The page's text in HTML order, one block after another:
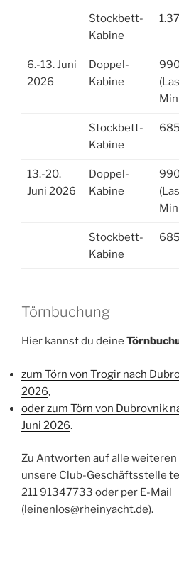
Stockbett-
Kabine
6.-13. Juni
2026
Doppel-
Kabine
Stockbett-
Kabine
13.-20.
Juni 2026
Doppel-
Kabine
Stockbett-
Kabine
Törnbuchung
Hier kannst du deine
zum Törn von Trogir nach
2026,
oder zum Törn von Dubrovnik
Juni 2026.
Zu Antworten auf alle
unsere Club-Geschäftsstelle
211 91347733 oder per E-Mail
(leinenlos@rheinyacht.de).